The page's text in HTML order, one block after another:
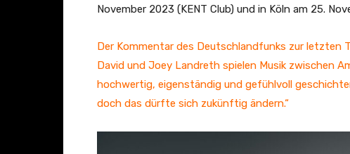
h
M
a
d
e
November 2023 (KENT Club) und in Köln am 25.
Der Kommentar des Deutschlandfunks zur letzten
David und Joey Landreth spielen Musik zwischen
hochwertig, eigenständig und gefühlvoll
doch das dürfte sich zukünftig ändern.“